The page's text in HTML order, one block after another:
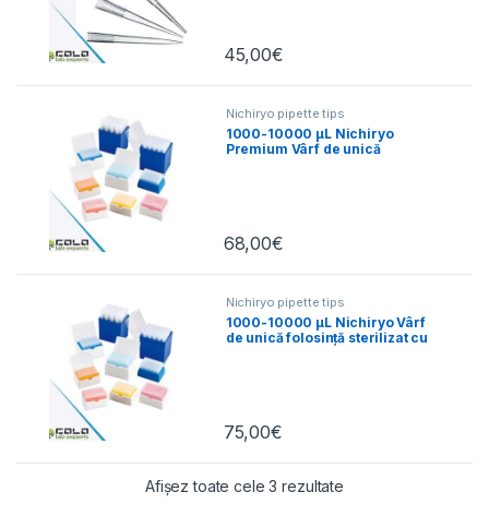
45,00€
Nichiryo pipette tips
1000-10000 µL Nichiryo
Premium Vârf de unică
68,00€
Nichiryo pipette tips
1000-10000 µL Nichiryo Vârf
de unică folosință sterilizat cu
75,00€
Afișez toate cele 3 rezultate